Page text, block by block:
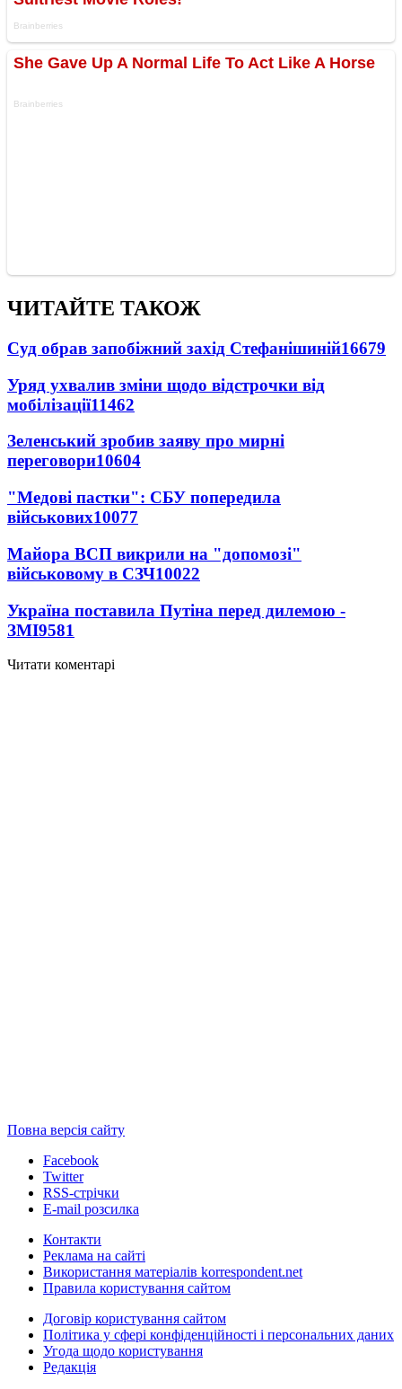
ЧИТАЙТЕ ТАКОЖ
Суд обрав запобіжний захід Стефанішиній16679
Уряд ухвалив зміни щодо відстрочки від
мобілізації11462
Зеленський зробив заяву про мирні
переговори10604
"Медові пастки": СБУ попередила
військових10077
Майора ВСП викрили на "допомозі"
військовому в СЗЧ10022
Україна поставила Путіна перед дилемою -
ЗМІ9581
Читати коментарі
Повна версія сайту
Facebook
Twitter
RSS-стрічки
E-mail розсилка
Контакти
Реклама на сайті
Використання матеріалів korrespondent.net
Правила користування сайтом
Договір користування сайтом
Політика у сфері конфіденційності і персональних даних
Угода щодо користування
Редакція